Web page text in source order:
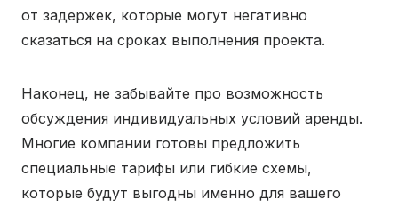
от задержек, которые могут негативно
сказаться на сроках выполнения проекта.
Наконец, не забывайте про возможность
обсуждения индивидуальных условий аренды.
Многие компании готовы предложить
специальные тарифы или гибкие схемы,
которые будут выгодны именно для вашего